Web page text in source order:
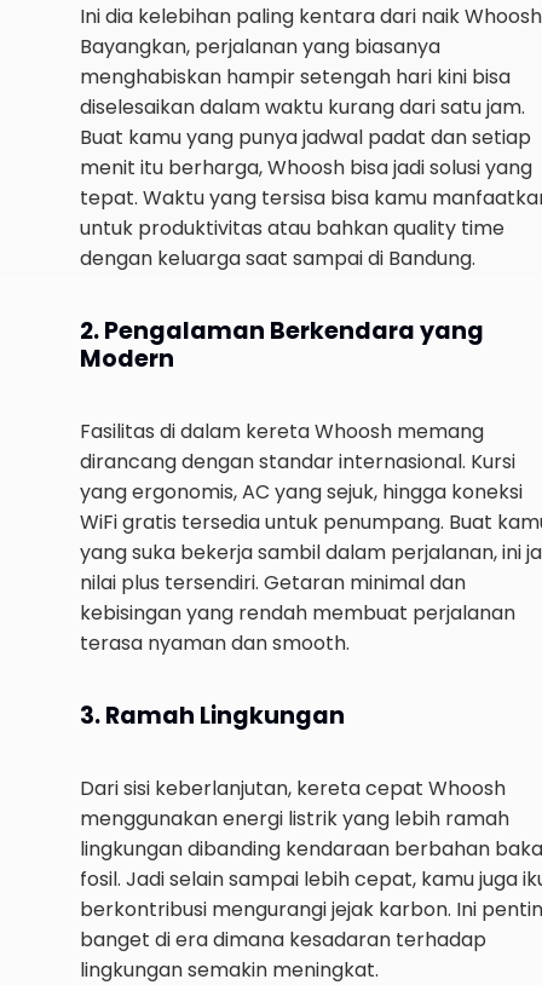
Ini dia kelebihan paling kentara dari naik
Bayangkan, perjalanan yang biasanya
menghabiskan hampir setengah hari kini bisa
diselesaikan dalam waktu kurang dari satu jam.
Buat kamu yang punya jadwal padat dan setiap
menit itu berharga, Whoosh bisa jadi solusi yang
tepat. Waktu yang tersisa bisa kamu
untuk produktivitas atau bahkan quality time
dengan keluarga saat sampai di Bandung.
2. Pengalaman Berkendara yang
Modern
Fasilitas di dalam kereta Whoosh memang
dirancang dengan standar internasional. Kursi
yang ergonomis, AC yang sejuk, hingga koneksi
WiFi gratis tersedia untuk penumpang. Buat
yang suka bekerja sambil dalam perjalanan, ini
nilai plus tersendiri. Getaran minimal dan
kebisingan yang rendah membuat perjalanan
terasa nyaman dan smooth.
3. Ramah Lingkungan
Dari sisi keberlanjutan, kereta cepat Whoosh
menggunakan energi listrik yang lebih ramah
lingkungan dibanding kendaraan berbahan
fosil. Jadi selain sampai lebih cepat, kamu juga
berkontribusi mengurangi jejak karbon. Ini
banget di era dimana kesadaran terhadap
lingkungan semakin meningkat.